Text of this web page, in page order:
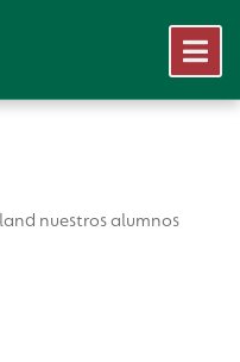
nuestros alumnos